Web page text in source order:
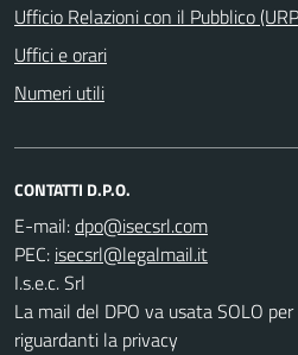
Ufficio Relazioni con il Pubblico
Uffici e orari
Numeri utili
CONTATTI D.P.O.
E-mail:
PEC:
I.s.e.c. Srl
La mail del DPO va usata SOLO
riguardanti la privacy